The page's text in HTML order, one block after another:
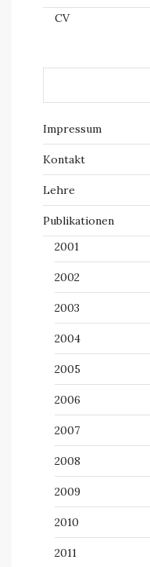
CV
Impressum
Kontakt
Lehre
Publikationen
2001
2002
2003
2004
2005
2006
2007
2008
2009
2010
2011